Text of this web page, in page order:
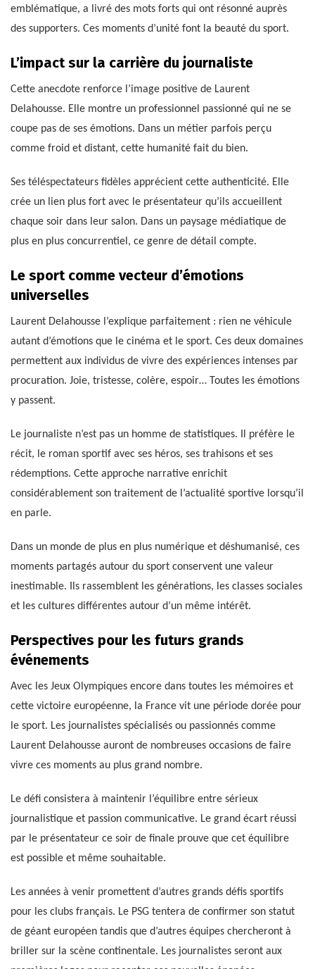
emblématique, a livré des mots forts qui ont résonné auprès
des supporters. Ces moments d’unité font la beauté du sport.
L’impact sur la carrière du journaliste
Cette anecdote renforce l’image positive de Laurent
Delahousse. Elle montre un professionnel passionné qui ne se
coupe pas de ses émotions. Dans un métier parfois perçu
comme froid et distant, cette humanité fait du bien.
Ses téléspectateurs fidèles apprécient cette authenticité. Elle
crée un lien plus fort avec le présentateur qu’ils accueillent
chaque soir dans leur salon. Dans un paysage médiatique de
plus en plus concurrentiel, ce genre de détail compte.
Le sport comme vecteur d’émotions
universelles
Laurent Delahousse l’explique parfaitement : rien ne véhicule
autant d’émotions que le cinéma et le sport. Ces deux domaines
permettent aux individus de vivre des expériences intenses par
procuration. Joie, tristesse, colère, espoir… Toutes les émotions
y passent.
Le journaliste n’est pas un homme de statistiques. Il préfère le
récit, le roman sportif avec ses héros, ses trahisons et ses
rédemptions. Cette approche narrative enrichit
considérablement son traitement de l’actualité sportive lorsqu’il
en parle.
Dans un monde de plus en plus numérique et déshumanisé, ces
moments partagés autour du sport conservent une valeur
inestimable. Ils rassemblent les générations, les classes sociales
et les cultures différentes autour d’un même intérêt.
Perspectives pour les futurs grands
événements
Avec les Jeux Olympiques encore dans toutes les mémoires et
cette victoire européenne, la France vit une période dorée pour
le sport. Les journalistes spécialisés ou passionnés comme
Laurent Delahousse auront de nombreuses occasions de faire
vivre ces moments au plus grand nombre.
Le défi consistera à maintenir l’équilibre entre sérieux
journalistique et passion communicative. Le grand écart réussi
par le présentateur ce soir de finale prouve que cet équilibre
est possible et même souhaitable.
Les années à venir promettent d’autres grands défis sportifs
pour les clubs français. Le PSG tentera de confirmer son statut
de géant européen tandis que d’autres équipes chercheront à
briller sur la scène continentale. Les journalistes seront aux